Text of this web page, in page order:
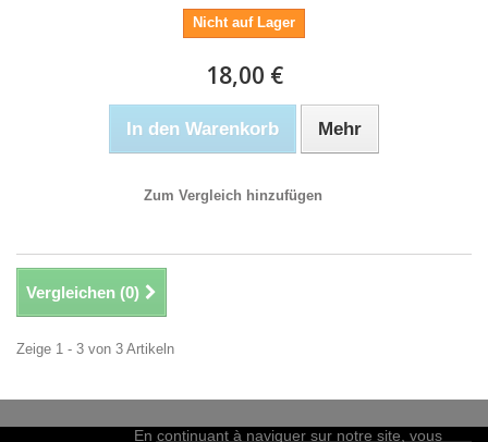
Nicht auf Lager
18,00 €
In den Warenkorb Mehr
Zum Vergleich hinzufügen
Vergleichen (0)
Zeige 1 - 3 von 3 Artikeln
En continuant à naviguer sur notre site, vous